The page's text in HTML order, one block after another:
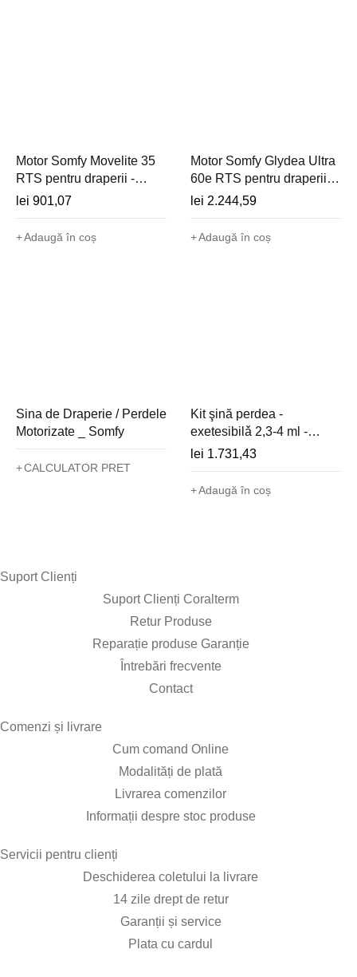
Motor Somfy Movelite 35
RTS pentru draperii -
1003175
lei 901,07
Adaugă în coș
Motor Somfy Glydea Ultra
60e RTS pentru draperii
grele - 1240230
lei 2.244,59
Adaugă în coș
Sina de Draperie / Perdele
Motorizate _ Somfy
CALCULATOR PRET
Kit şină perdea -
exetesibilǎ 2,3-4 ml -
1246244
lei 1.731,43
Adaugă în coș
Suport Clienți​
Suport Clienți Coralterm
Retur Produse
Reparație produse Garanție
Întrebări frecvente
Contact
Comenzi și livrare​
Cum comand Online
Modalități de plată
Livrarea comenzilor
Informații despre stoc produse
Servicii pentru clienți​
Deschiderea coletului la livrare
14 zile drept de retur
Garanții și service
Plata cu cardul